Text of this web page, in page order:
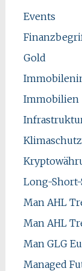
Events
Gold
Immobilien
Klimaschutz
Long-
Man AHL
Man AHL
Man GLG
Managed